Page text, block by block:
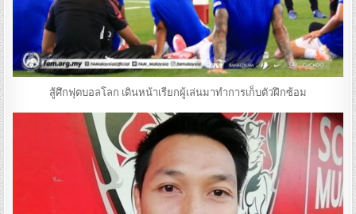
สู้ศึกฟุตบอลโลก เดินหน้าเรียกผู้เล่นมาทำการเก็บตัวฝึกซ้อม